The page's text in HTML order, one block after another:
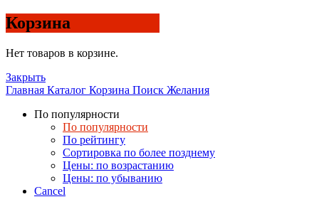
Корзина
Нет товаров в корзине.
Закрыть
Главная Каталог Корзина Поиск Желания
По популярности
По популярности
По рейтингу
Сортировка по более позднему
Цены: по возрастанию
Цены: по убыванию
Cancel